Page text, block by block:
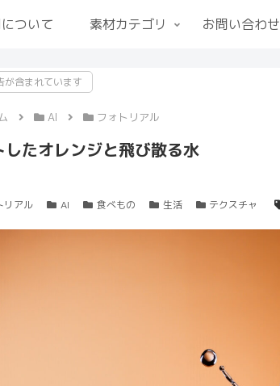
ついて 素材カテゴリ お問い合わせ
が含まれています
AI フォトリアル
したオレンジと飛び散る水
リアル AI 食べもの 生活 テクスチャ